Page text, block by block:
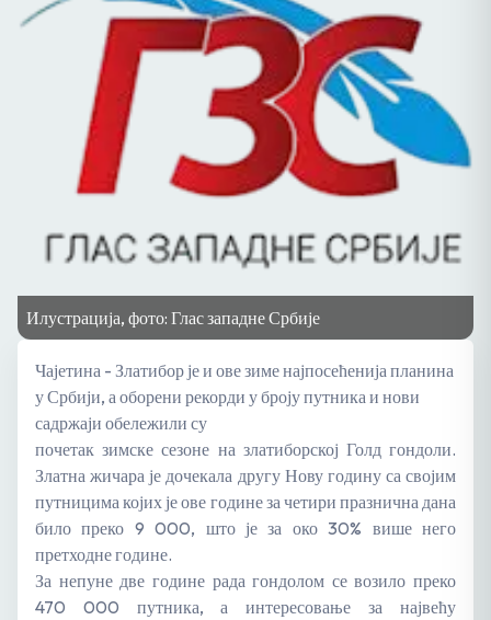
Илустрација, фото: Глас западне Србије
Чајетина - Златибор је и ове зиме најпосећенија планина
у Србији, а оборени рекорди у броју путника и нови
садржаји обележили су
почетак зимске сезоне на златиборској Голд гондоли.
Златна жичара је дочекала другу Нову годину са својим
путницима којих је ове године за четири празнична дана
било преко 9 000, што је за око 30% више него
претходне године.
За непуне две године рада гондолом се возило преко
470 000 путника, а интересовање за највећу